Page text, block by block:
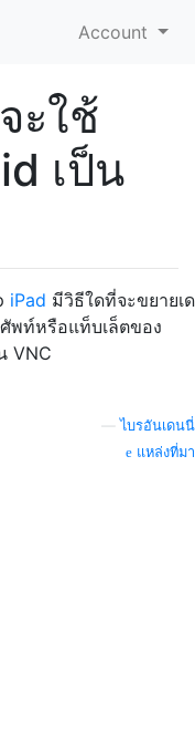
Account
ะใช้
เป็น
iPad มีวิธีใดที่จะขยายเด
พท์หรือแท็บเล็ตของ
VNC
—ไบรอันเดนนี่
แหล่งที่มา